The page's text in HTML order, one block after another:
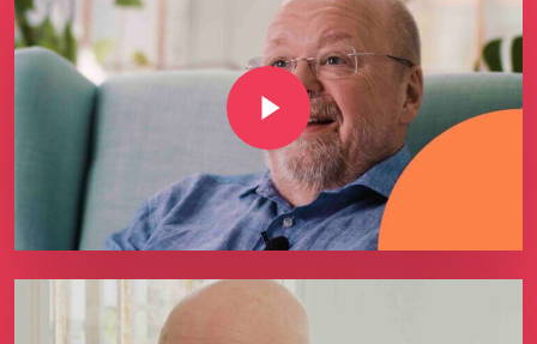
Play Video